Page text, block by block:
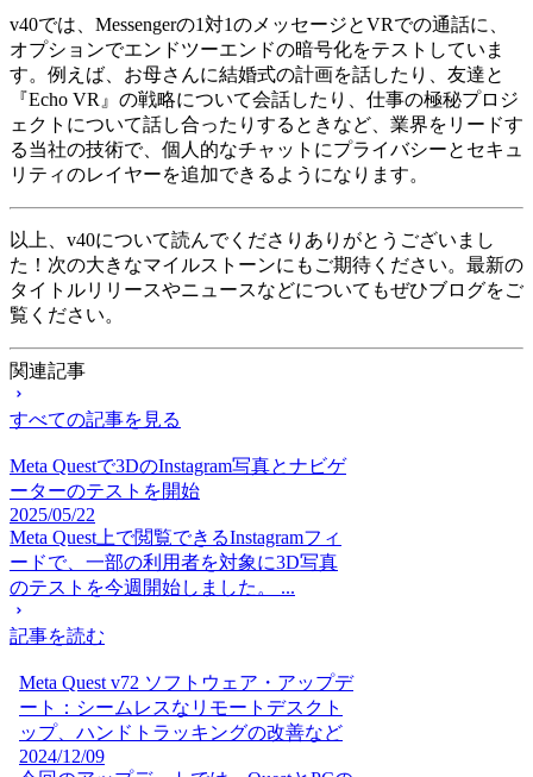
v40では、Messengerの1対1のメッセージとVRでの通話に、
オプションでエンドツーエンドの暗号化をテストしていま
す。例えば、お母さんに結婚式の計画を話したり、友達と
『Echo VR』の戦略について会話したり、仕事の極秘プロジ
ェクトについて話し合ったりするときなど、業界をリードす
る当社の技術で、個人的なチャットにプライバシーとセキュ
リティのレイヤーを追加できるようになります。
以上、v40について読んでくださりありがとうございまし
た！次の大きなマイルストーンにもご期待ください。最新の
タイトルリリースやニュースなどについてもぜひブログをご
覧ください。
関連記事
すべての記事を見る
Meta Questで3DのInstagram写真とナビゲ
ーターのテストを開始
2025/05/22
Meta Quest上で閲覧できるInstagramフィ
ードで、一部の利用者を対象に3D写真
のテストを今週開始しました。 ...
記事を読む
Meta Quest v72 ソフトウェア・アップデ
ート：シームレスなリモートデスクト
ップ、ハンドトラッキングの改善など
2024/12/09